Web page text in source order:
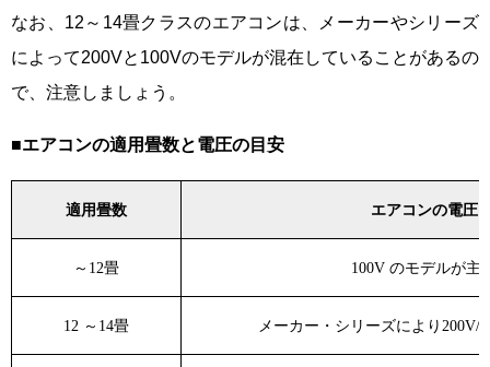
なお、12～14畳クラスのエアコンは、メーカーやシリーズ
によって200Vと100Vのモデルが混在していることがあるの
で、注意しましょう。
■エアコンの適用畳数と電圧の目安
適用畳数 エアコンの電圧
～ 12畳 100V のモデルが主
12 ～ 14畳 メーカー・シリーズにより 200V/